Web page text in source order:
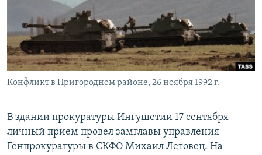
СОЦИАЛЬНЫЕ СЕТИ
Конфликт в Пригородном районе, 26 ноября 1992 г.
В здании прокуратуры Ингушетии 17 сентября
личный прием провел замглавы управления
Генпрокуратуры в СКФО Михаил Леговец. На